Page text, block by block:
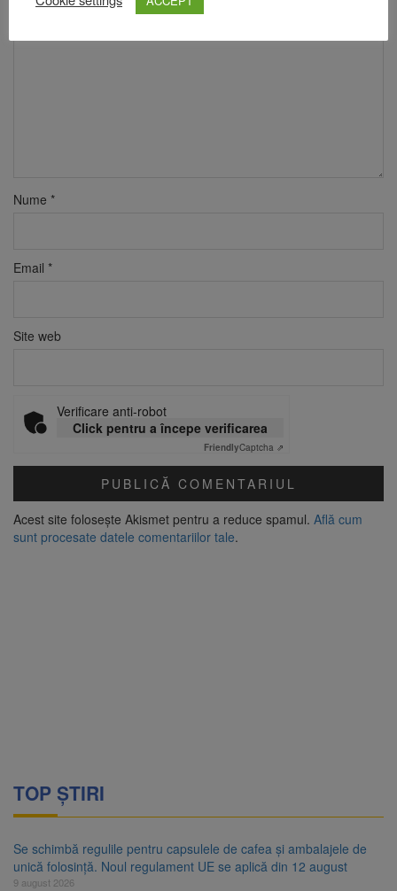
Comentariu*
Nume *
Email *
Site web
Verificare anti-robot
Click pentru a începe verificarea
FriendlyCaptcha ⇗
Acest site folosește Akismet pentru a reduce spamul. Află cum
sunt procesate datele comentariilor tale.
TOP ȘTIRI
Se schimbă regulile pentru capsulele de cafea și ambalajele de
unică folosință. Noul regulament UE se aplică din 12 august
9 august 2026